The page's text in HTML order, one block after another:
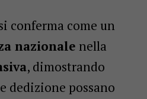
conferma come un
nazionale nella
, dimostrando
dedizione possano